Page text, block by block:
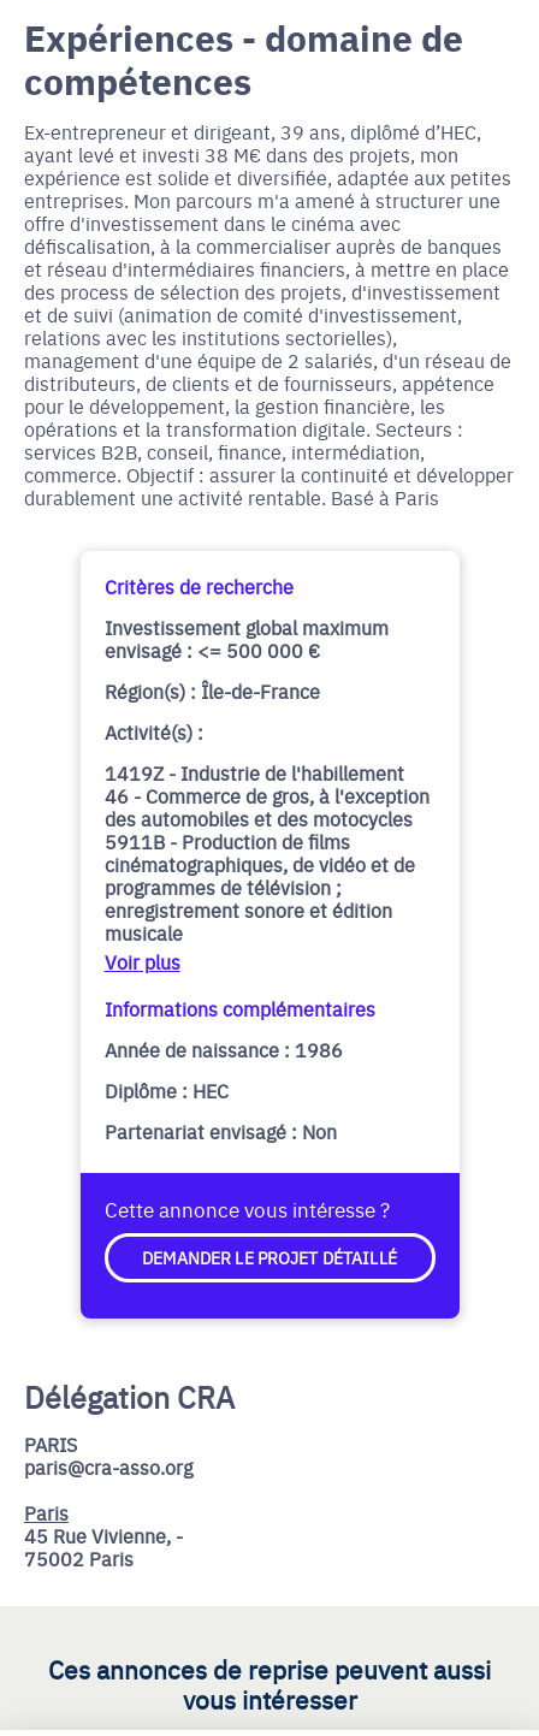
Expériences - domaine de
compétences
Ex-entrepreneur et dirigeant, 39 ans, diplômé d’HEC,
ayant levé et investi 38 M€ dans des projets, mon
expérience est solide et diversifiée, adaptée aux petites
entreprises. Mon parcours m'a amené à structurer une
offre d'investissement dans le cinéma avec
défiscalisation, à la commercialiser auprès de banques
et réseau d'intermédiaires financiers, à mettre en place
des process de sélection des projets, d'investissement
et de suivi (animation de comité d'investissement,
relations avec les institutions sectorielles),
management d'une équipe de 2 salariés, d'un réseau de
distributeurs, de clients et de fournisseurs, appétence
pour le développement, la gestion financière, les
opérations et la transformation digitale. Secteurs :
services B2B, conseil, finance, intermédiation,
commerce. Objectif : assurer la continuité et développer
durablement une activité rentable. Basé à Paris
Critères de recherche
Investissement global maximum
envisagé : <= 500 000 €
Région(s) : Île-de-France
Activité(s) :
1419Z - Industrie de l'habillement
46 - Commerce de gros, à l'exception
des automobiles et des motocycles
5911B - Production de films
cinématographiques, de vidéo et de
programmes de télévision ;
enregistrement sonore et édition
musicale
Voir plus
Informations complémentaires
Année de naissance : 1986
Diplôme : HEC
Partenariat envisagé : Non
Cette annonce vous intéresse ?
DEMANDER LE PROJET DÉTAILLÉ
Délégation CRA
PARIS
paris@cra-asso.org
Paris
45 Rue Vivienne, -
75002 Paris
Ces annonces de reprise peuvent aussi
vous intéresser